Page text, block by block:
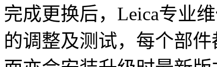
完成更换后，Leica专业
的调整及测试，每个部